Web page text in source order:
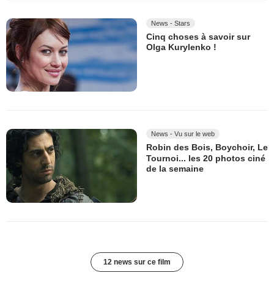
News - Stars
Cinq choses à savoir sur
Olga Kurylenko !
News - Vu sur le web
Robin des Bois, Boychoir, Le
Tournoi... les 20 photos ciné
de la semaine
12 news sur ce film